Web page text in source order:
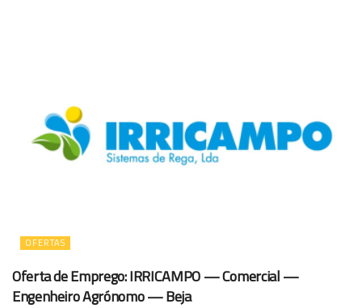
OFERTAS
Oferta de Emprego: IRRICAMPO — Comercial —
Engenheiro Agrónomo — Beja